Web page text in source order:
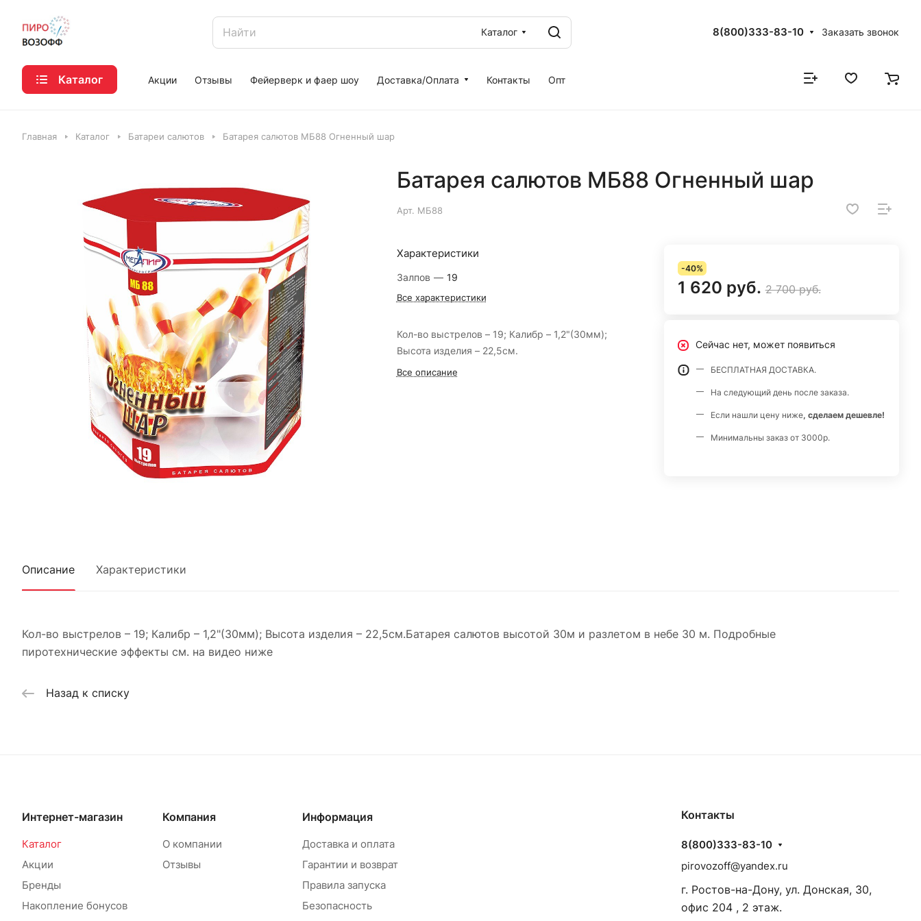
Каталог 8(800)333-83-10 Заказать звонок
Каталог Акции Отзывы Фейерверк и фаер шоу Доставка/Оплата Контакты Опт
Главная Каталог Батареи салютов Батарея салютов МБ88 Огненный шар
Батарея салютов МБ88 Огненный шар
Арт. МБ88
Характеристики
Залпов — 19
Все характеристики
Кол-во выстрелов – 19; Калибр – 1,2"(30мм);
Высота изделия – 22,5см.
Все описание
-40%
1 620 руб. 2 700 руб.
Сейчас нет, может появиться
БЕСПЛАТНАЯ ДОСТАВКА.
На следующий день после заказа.
Если нашли цену ниже, сделаем дешевле!
Минимальны заказ от 3000р.
Описание Характеристики
Кол-во выстрелов – 19; Калибр – 1,2"(30мм); Высота изделия – 22,5см.Батарея салютов высотой 30м и разлетом в небе 30 м. Подробные
пиротехнические эффекты см. на видео ниже
Назад к списку
Интернет-магазин
Каталог
Акции
Бренды
Накопление бонусов
Компания
О компании
Отзывы
Информация
Доставка и оплата
Гарантии и возврат
Правила запуска
Безопасность
Контакты
8(800)333-83-10
pirovozoff@yandex.ru
г. Ростов-на-Дону, ул. Донская, 30,
офис 204 , 2 этаж.